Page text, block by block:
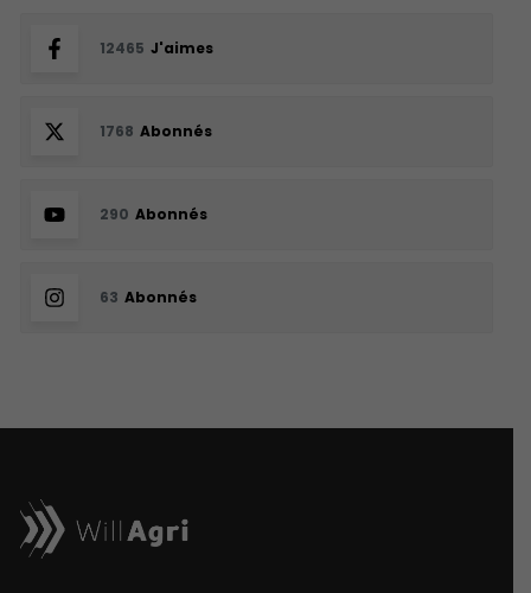
12465 J'aimes
1768 Abonnés
290 Abonnés
63 Abonnés